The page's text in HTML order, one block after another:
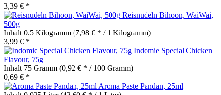
3,39 € *
Reisnudeln Bihoon, WaiWai,
500g
Inhalt 0.5 Kilogramm (7,98 € * / 1 Kilogramm)
3,99 € *
Indomie Special Chicken
Flavour, 75g
Inhalt 75 Gramm (0,92 € * / 100 Gramm)
0,69 € *
Aroma Paste Pandan, 25ml